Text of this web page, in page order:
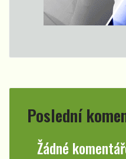
Poslední
Žádné